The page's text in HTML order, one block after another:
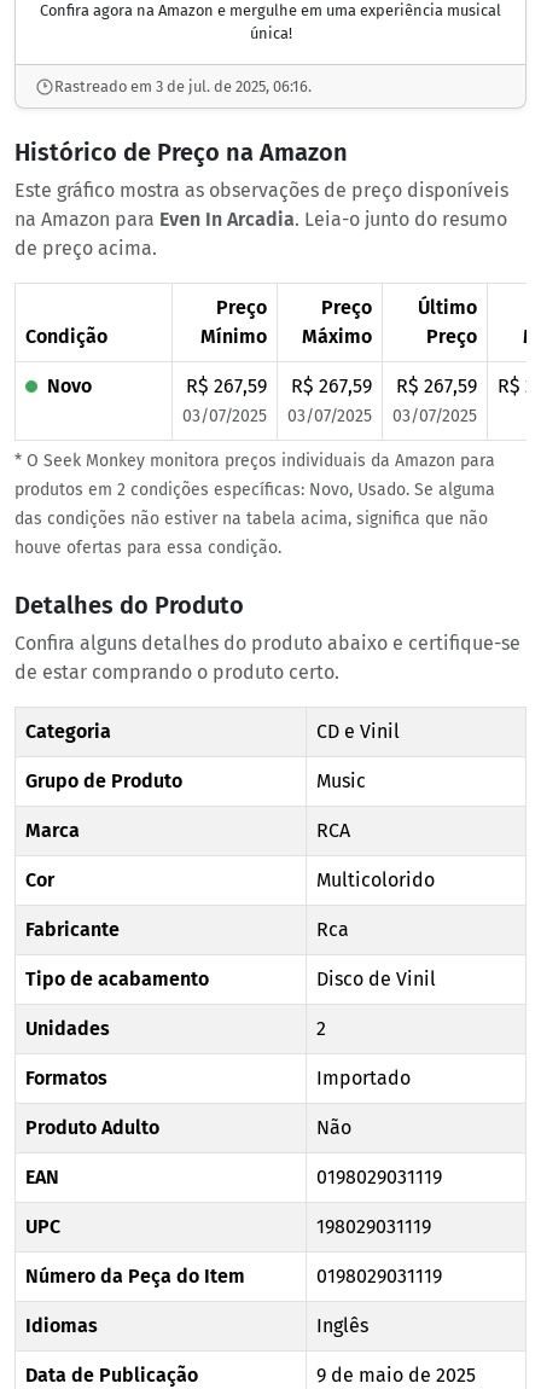
Confira agora na Amazon e mergulhe em uma experiência musical
única!
Rastreado em 3 de jul. de 2025, 06:16.
Histórico de Preço na Amazon
Este gráfico mostra as observações de preço disponíveis
na Amazon para Even In Arcadia. Leia-o junto do resumo
de preço acima.
Condição
Preço
Mínimo
Preço
Máximo
Último
Preço
Novo R$ 267,59
03/07/2025
R$ 267,59
03/07/2025
R$ 267,59
03/07/2025
R$
* O Seek Monkey monitora preços individuais da Amazon para
produtos em 2 condições específicas: Novo, Usado. Se alguma
das condições não estiver na tabela acima, significa que não
houve ofertas para essa condição.
Detalhes do Produto
Confira alguns detalhes do produto abaixo e certifique-se
de estar comprando o produto certo.
Categoria CD e Vinil
Grupo de Produto Music
Marca RCA
Cor Multicolorido
Fabricante Rca
Tipo de acabamento Disco de Vinil
Unidades 2
Formatos Importado
Produto Adulto Não
EAN 0198029031119
UPC 198029031119
Número da Peça do Item 0198029031119
Idiomas Inglês
Data de Publicação 9 de maio de 2025